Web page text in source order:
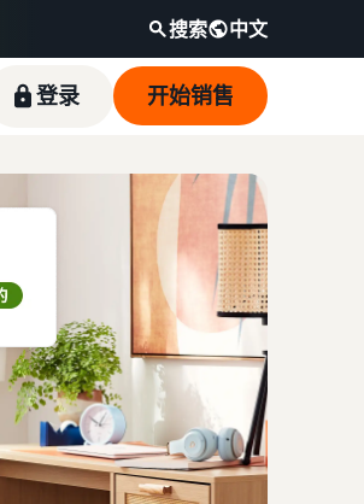
搜索 中文
介
卖家指南的卖家斩获的首年销
平均年销售额的 6 倍多。
送成本
品的费用、成本和收入
拓展品牌的指南
牌并建立客户忠诚度
链
道的端到端供应链管理
逊商城获得成功
登录 开始销售